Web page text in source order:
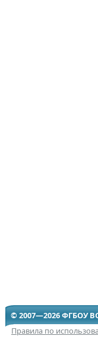
© 2007—2026 ФГБОУ
Правила по